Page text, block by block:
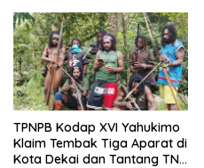
TPNPB Kodap XVI Yahukimo
Klaim Tembak Tiga Aparat di
Kota Dekai dan Tantang TNI-